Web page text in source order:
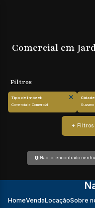
Comercial em
Não foi encontrado
HomeVendaLocaçãoSobre